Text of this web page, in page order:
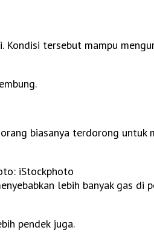
Kondisi tersebut mampu
biasanya terdorong untuk
iStockphoto
lebih banyak gas di
pendek juga.